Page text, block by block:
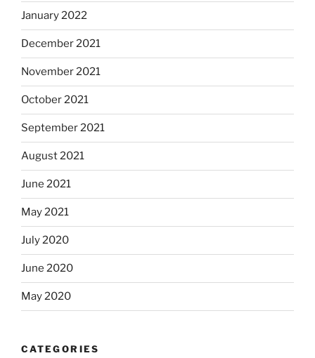
January 2022
December 2021
November 2021
October 2021
September 2021
August 2021
June 2021
May 2021
July 2020
June 2020
May 2020
CATEGORIES